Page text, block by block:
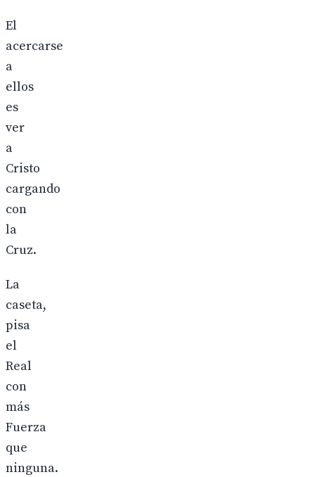
El
acercarse
a
ellos
es
ver
a
Cristo
cargando
con
la
Cruz.
La
caseta,
pisa
el
Real
con
más
Fuerza
que
ninguna.